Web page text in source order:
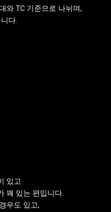
와 TC 기준으로 나뉘며,
다.
있고
꽤 있는 편입니다.
우도 있고,